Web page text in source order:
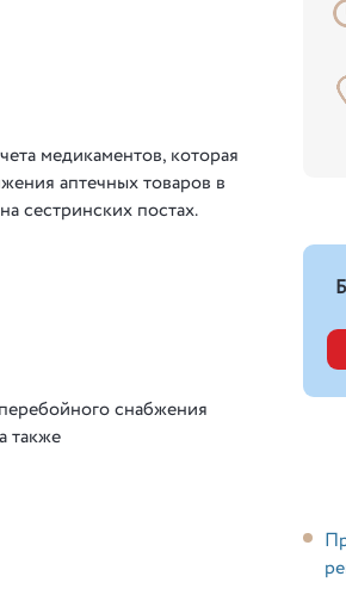
медикаментов, которая
аптечных товаров в
сестринских постах.
снабжения
также